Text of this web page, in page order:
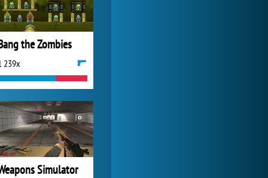
the Zombies
239x
Simulator
My Free Zoo